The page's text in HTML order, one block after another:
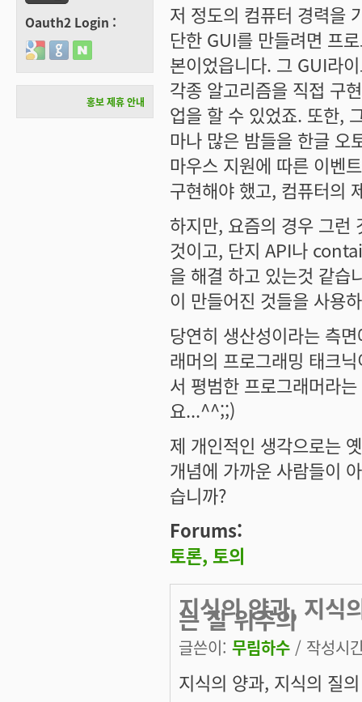
저 정도의 컴퓨터 경력을
단한 GUI를 만들려면 프
본이었읍니다. 그 GUI라
각종 알고리즘을 직접 구
업을 할 수 있었죠. 또한,
마나 많은 밤들을 한글
마우스 지원에 따른 이벤
구현해야 했고, 컴퓨터의
하지만, 요즘의 경우 그
것이고, 단지 API나
을 해결 하고 있는것 같
이 만들어진 것들을 사용
당연히 생산성이라는 측
래머의 프로그래밍 태크
서 평범한 프로그래머라
요...^^;;)
제 개인적인 생각으로는
개념에 가까운 사람들이
습니까?
Forums:
토론, 토의
지식의 양과, 지식
는 질 위주의
글쓴이: 무림하수 / 작성시
지식의 양과, 지식의 질
Oauth2 Login :
Login with Google
Login with GitHub
Login with Naver
홍보 제휴 안내